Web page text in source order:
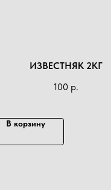
ИЗВЕСТНЯК 2КГ
100 р.
В корзину